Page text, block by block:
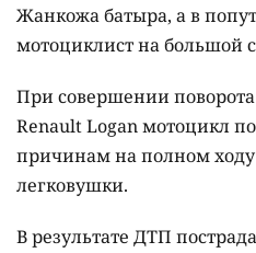
Жанкожа батыра, а в
мотоциклист на большой
При совершении
Renault Logan мотоцикл
причинам на полном ходу
легковушки.
В результате ДТП